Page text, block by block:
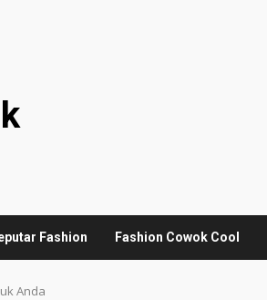
Fashion Fashion Cowok Cool
Anda